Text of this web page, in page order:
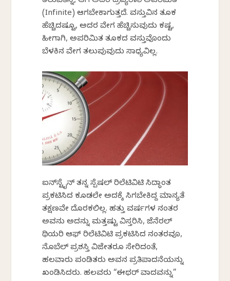
(Infinite) ಆಗಬೇಕಾಗುತ್ತದೆ. ವಸ್ತುವಿನ ತೂಕ
ಹೆಚ್ಚಿದಷ್ಟೂ, ಅದರ ವೇಗ ಹೆಚ್ಚಿಸುವುದು ಕಷ್ಟ,
ಹೀಗಾಗಿ, ಅಪರಿಮಿತ ತೂಕದ ವಸ್ತುವೊಂದು
ಬೆಳಕಿನ ವೇಗ ತಲುಪುವುದು ಸಾಧ್ಯವಿಲ್ಲ.
ಐನ್‌ಸ್ಟೈನ್ ತನ್ನ ಸ್ಪೆಷಲ್ ರಿಲೆಟಿವಿಟಿ ಸಿದ್ಧಾಂತ
ಪ್ರಕಟಿಸಿದ ಕೂಡಲೇ ಅದಕ್ಕೆ ಸಿಗಬೇಕಿದ್ದ ಮಾನ್ಯತೆ
ತಕ್ಷಣವೇ ದೊರಕಲಿಲ್ಲ. ಹತ್ತು ವರ್ಷಗಳ ನಂತರ
ಅವನು ಅದನ್ನು ಮತ್ತಷ್ಟು ವಿಸ್ತರಿಸಿ, ಜೆನೆರಲ್
ಥಿಯರಿ ಆಫ್ ರಿಲೆಟಿವಿಟಿ ಪ್ರಕಟಿಸಿದ ನಂತರವೂ,
ನೊಬೆಲ್ ಪ್ರಶಸ್ತಿ ವಿಜೇತರೂ ಸೇರಿದಂತೆ,
ಹಲವಾರು ಪಂಡಿತರು ಅವನ ಪ್ರತಿಪಾದನೆಯನ್ನು
ಖಂಡಿಸಿದರು. ಹಲವರು “ಈಥರ್ ವಾದವನ್ನು”